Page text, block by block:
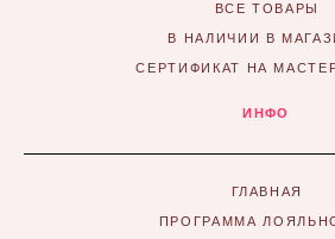
ВСЕ ТОВАРЫ
В НАЛИЧИИ В
СЕРТИФИКАТ НА
ИНФО
ГЛАВНАЯ
ПРОГРАММА